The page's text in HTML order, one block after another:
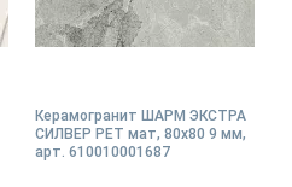
Керамогранит ШАРМ ЭКСТРА
СИЛВЕР РЕТ мат, 80x80 9 мм,
арт. 610010001687